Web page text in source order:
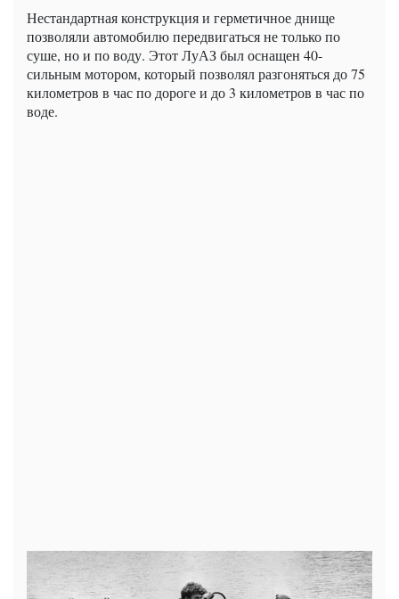
Нестандартная конструкция и герметичное днище
позволяли автомобилю передвигаться не только по
суше, но и по воду. Этот ЛуАЗ был оснащен 40-
сильным мотором, который позволял разгоняться до 75
километров в час по дороге и до 3 километров в час по
воде.